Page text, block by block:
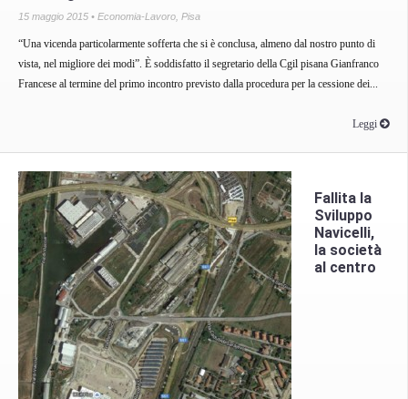
15 maggio 2015 • Economia-Lavoro Pisa
“Una vicenda particolarmente sofferta che si è conclusa, almeno dal nostro punto di
vista, nel migliore dei modi”. È soddisfatto il segretario della Cgil pisana Gianfranco
Francese al termine del primo incontro previsto dalla procedura per la cessione dei...
Leggi
Fallita la
Sviluppo
Navicelli,
la società
al centro